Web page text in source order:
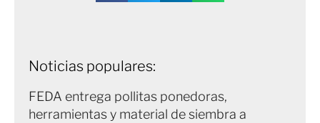
Noticias populares:
FEDA entrega pollitas ponedoras,
herramientas y material de siembra a